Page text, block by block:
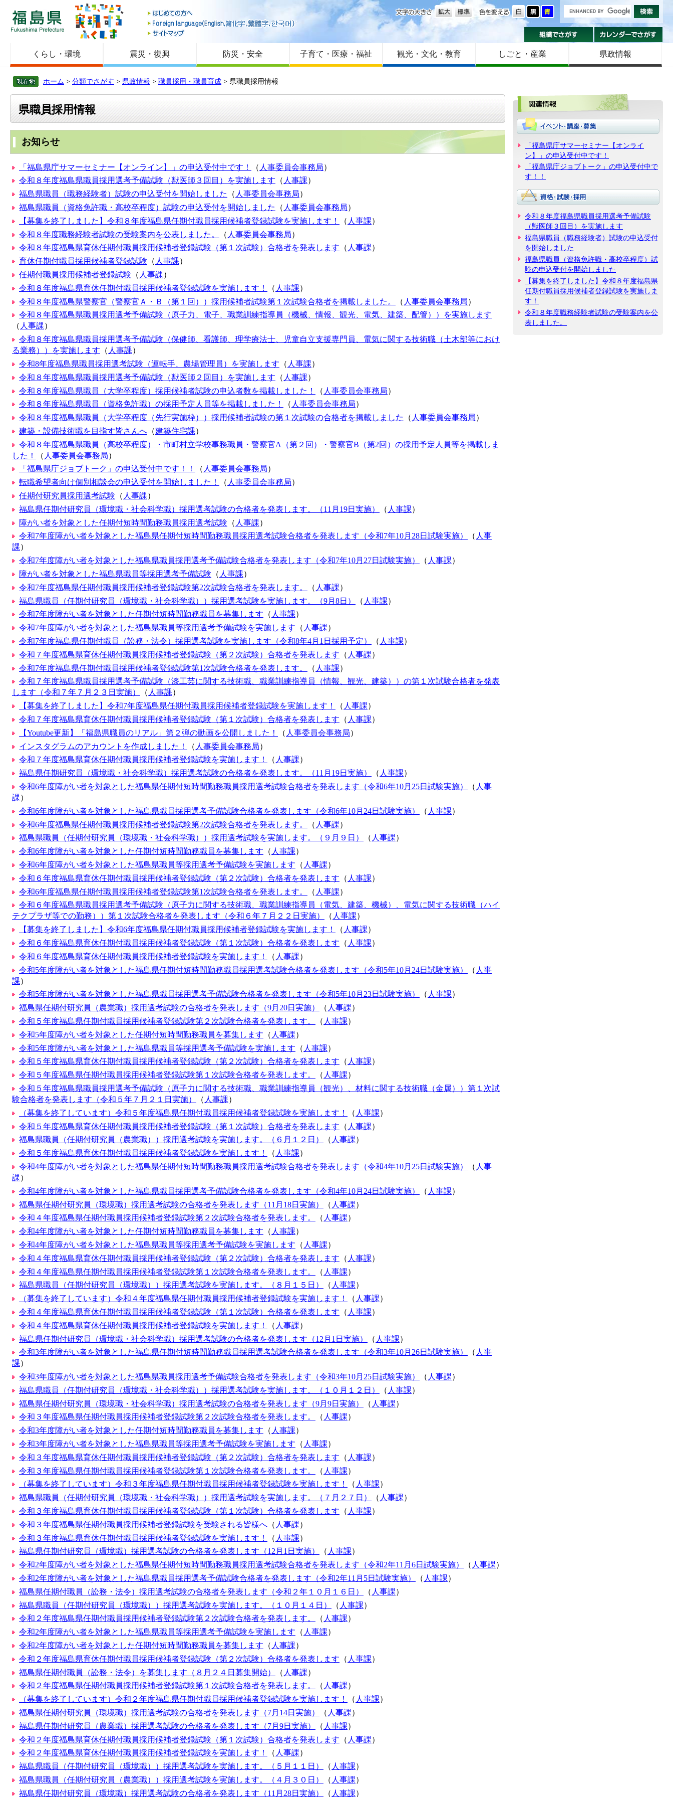
福島県
はじめての方へ
Foreign language
サイトマップ
色を変える
文字の大きさ
組織でさがす
くらし・環境 震災・復興 防災・安全 子育て・医療・福祉 観光・文化・教育 しごと・産業 県政情報
ホーム > 分類でさがす > 県政情報 > 職員採用・職員育成 > 県職員採用情報
県職員採用情報
お知らせ
「福島県庁サマーセミナー【オンライン】」の申込受付中です！ （ 人事委員会事務局）
令和８年度福島県職員採用選考予備試験（獣医師３回目）を実施します （ 人事課）
福島県職員（職務経験者）試験の申込受付を開始しました
（ 人事委員会事務局）
福島県職員（資格免許職・高校卒程度）試験の申込受付を開始しました
（ 人事委員会事務局）
【募集を終了しました】令和８年度福島県任期付職員採用候補者登録試験を実施します！
（ 人事課）
令和８年度職務経験者試験の受験案内を公表しました。
（ 人事委員会事務局）
令和８年度福島県育休任期付職員採用候補者登録試験（第１次試験）合格者を発表します （ 人事課）
育休任期付職員採用候補者登録試験 （ 人事課）
任期付職員採用候補者登録試験 （ 人事課）
令和８年度福島県育休任期付職員採用候補者登録試験を実施します！
（ 人事課）
令和８年度福島県警察官（警察官Ａ・Ｂ（第１回））採用候補者試験第１次試験合格者を掲載しました。
（ 人事委員会事務局）
令和８年度福島県職員採用選考予備試験（原子力、電子、職業訓練指導員（機械、情報、観光、電気、建築、配管））を実施します
（ 人事課）
令和８年度福島県職員採用選考予備試験（保健師、看護師、理学療法士、児童自立支援専門員、電気に関する技術職（土木部等におけ
る業務））を実施します （ 人事課）
令和8年度福島県職員採用選考試験（運転手、農場管理員）を実施します （ 人事課）
令和８年度福島県職員採用選考予備試験（獣医師２回目）を実施します （ 人事課）
令和８年度福島県職員（大学卒程度）採用候補者試験の申込者数を掲載しました！
（ 人事委員会事務局）
令和８年度福島県職員（資格免許職）の採用予定人員等を掲載しました！
（ 人事委員会事務局）
令和８年度福島県職員（大学卒程度（先行実施枠））採用候補者試験の第１次試験の合格者を掲載しました
（ 人事委員会事務局）
建築・設備技術職を目指す皆さんへ （建築住宅課）
令和８年度福島県職員（高校卒程度）・市町村立学校事務職員・警察官A（第２回）・警察官B（第2回）の採用予定人員等を掲載しま
した！
（ 人事委員会事務局）
「福島県庁ジョブトーク」の申込受付中です！！
（ 人事委員会事務局）
転職希望者向け個別相談会の申込受付を開始しました！
（ 人事委員会事務局）
任期付研究員採用選考試験 （ 人事課）
福島県任期付研究員（環境職・社会科学職）採用選考試験の合格者を発表します。（11月19日実施）
（ 人事課）
障がい者を対象とした任期付短時間勤務職員採用選考試験 （ 人事課）
令和7年度障がい者を対象とした福島県任期付短時間勤務職員採用選考試験合格者を発表します（令和7年10月28日試験実施）
（ 人事
課）
令和7年度障がい者を対象とした福島県職員採用選考予備試験合格者を発表します（令和7年10月27日試験実施）
（ 人事課）
障がい者を対象とした福島県職員等採用選考予備試験 （ 人事課）
令和7年度福島県任期付職員採用候補者登録試験第2次試験合格者を発表します。
（ 人事課）
福島県職員（任期付研究員（環境職・社会科学職））採用選考試験を実施します。（9月8日）
（ 人事課）
令和7年度障がい者を対象とした任期付短時間勤務職員を募集します （ 人事課）
令和7年度障がい者を対象とした福島県職員等採用選考予備試験を実施します （ 人事課）
令和7年度福島県任期付職員（訟務・法令）採用選考試験を実施します（令和8年4月1日採用予定）
（ 人事課）
令和７年度福島県育休任期付職員採用候補者登録試験（第２次試験）合格者を発表します （ 人事課）
令和7年度福島県任期付職員採用候補者登録試験第1次試験合格者を発表します。
（ 人事課）
令和７年度福島県職員採用選考予備試験（漆工芸に関する技術職、職業訓練指導員（情報、観光、建築））の第１次試験合格者を発表
します（令和７年７月２３日実施）
（ 人事課）
【募集を終了しました】令和7年度福島県任期付職員採用候補者登録試験を実施します！
（ 人事課）
令和７年度福島県育休任期付職員採用候補者登録試験（第１次試験）合格者を発表します （ 人事課）
【Youtube更新】「福島県職員のリアル」第２弾の動画を公開しました！
（ 人事委員会事務局）
インスタグラムのアカウントを作成しました！
（ 人事委員会事務局）
令和７年度福島県育休任期付職員採用候補者登録試験を実施します！
（ 人事課）
福島県任期研究員（環境職・社会科学職）採用選考試験の合格者を発表します。（11月19日実施）
（ 人事課）
令和6年度障がい者を対象とした福島県任期付短時間勤務職員採用選考試験合格者を発表します（令和6年10月25日試験実施）
（ 人事
課）
令和6年度障がい者を対象とした福島県職員採用選考予備試験合格者を発表します（令和6年10月24日試験実施）
（ 人事課）
令和6年度福島県任期付職員採用候補者登録試験第2次試験合格者を発表します。
（ 人事課）
福島県職員（任期付研究員（環境職・社会科学職））採用選考試験を実施します。（９月９日）
（ 人事課）
令和6年度障がい者を対象とした任期付短時間勤務職員を募集します （ 人事課）
令和6年度障がい者を対象とした福島県職員等採用選考予備試験を実施します （ 人事課）
令和６年度福島県育休任期付職員採用候補者登録試験（第２次試験）合格者を発表します （ 人事課）
令和6年度福島県任期付職員採用候補者登録試験第1次試験合格者を発表します。
（ 人事課）
令和６年度福島県職員採用選考予備試験（原子力に関する技術職、職業訓練指導員（電気、建築、機械）、電気に関する技術職（ハイ
テクプラザ等での勤務））第１次試験合格者を発表します（令和６年７月２２日実施）
（ 人事課）
【募集を終了しました】令和6年度福島県任期付職員採用候補者登録試験を実施します！
（ 人事課）
令和６年度福島県育休任期付職員採用候補者登録試験（第１次試験）合格者を発表します （ 人事課）
令和６年度福島県育休任期付職員採用候補者登録試験を実施します！
（ 人事課）
令和5年度障がい者を対象とした福島県任期付短時間勤務職員採用選考試験合格者を発表します（令和5年10月24日試験実施）
（ 人事
課）
令和5年度障がい者を対象とした福島県職員採用選考予備試験合格者を発表します（令和5年10月23日試験実施）
（ 人事課）
福島県任期付研究員（農業職）採用選考試験の合格者を発表します（9月20日実施）
（ 人事課）
令和５年度福島県任期付職員採用候補者登録試験第２次試験合格者を発表します。
（ 人事課）
令和5年度障がい者を対象とした任期付短時間勤務職員を募集します （ 人事課）
令和5年度障がい者を対象とした福島県職員等採用選考予備試験を実施します （ 人事課）
令和５年度福島県育休任期付職員採用候補者登録試験（第２次試験）合格者を発表します （ 人事課）
令和５年度福島県任期付職員採用候補者登録試験第１次試験合格者を発表します。
（ 人事課）
令和５年度福島県職員採用選考予備試験（原子力に関する技術職、職業訓練指導員（観光）、材料に関する技術職（金属））第１次試
験合格者を発表します（令和５年７月２１日実施）
（ 人事課）
（募集を終了しています）令和５年度福島県任期付職員採用候補者登録試験を実施します！
（ 人事課）
令和５年度福島県育休任期付職員採用候補者登録試験（第１次試験）合格者を発表します （ 人事課）
福島県職員（任期付研究員（農業職））採用選考試験を実施します。（６月１２日）
（ 人事課）
令和５年度福島県育休任期付職員採用候補者登録試験を実施します！
（ 人事課）
令和4年度障がい者を対象とした福島県任期付短時間勤務職員採用選考試験合格者を発表します（令和4年10月25日試験実施）
（ 人事
課）
令和4年度障がい者を対象とした福島県職員採用選考予備試験合格者を発表します（令和4年10月24日試験実施）
（ 人事課）
福島県任期付研究員（環境職）採用選考試験の合格者を発表します（11月18日実施）
（ 人事課）
令和４年度福島県任期付職員採用候補者登録試験第２次試験合格者を発表します。
（ 人事課）
令和4年度障がい者を対象とした任期付短時間勤務職員を募集します （ 人事課）
令和4年度障がい者を対象とした福島県職員等採用選考予備試験を実施します （ 人事課）
令和４年度福島県育休任期付職員採用候補者登録試験（第２次試験）合格者を発表します （ 人事課）
令和４年度福島県任期付職員採用候補者登録試験第１次試験合格者を発表します。
（ 人事課）
福島県職員（任期付研究員（環境職））採用選考試験を実施します。（８月１５日）
（ 人事課）
（募集を終了しています）令和４年度福島県任期付職員採用候補者登録試験を実施します！
（ 人事課）
令和４年度福島県育休任期付職員採用候補者登録試験（第１次試験）合格者を発表します （ 人事課）
令和４年度福島県育休任期付職員採用候補者登録試験を実施します！
（ 人事課）
福島県任期付研究員（環境職・社会科学職）採用選考試験の合格者を発表します（12月1日実施）
（ 人事課）
令和3年度障がい者を対象とした福島県任期付短時間勤務職員採用選考試験合格者を発表します（令和3年10月26日試験実施）
（ 人事
課）
令和3年度障がい者を対象とした福島県職員採用選考予備試験合格者を発表します（令和3年10月25日試験実施）
（ 人事課）
福島県職員（任期付研究員（環境職・社会科学職））採用選考試験を実施します。（１０月１２日）
（ 人事課）
福島県任期付研究員（環境職・社会科学職）採用選考試験の合格者を発表します（9月9日実施）
（ 人事課）
令和３年度福島県任期付職員採用候補者登録試験第２次試験合格者を発表します。
（ 人事課）
令和3年度障がい者を対象とした任期付短時間勤務職員を募集します （ 人事課）
令和3年度障がい者を対象とした福島県職員等採用選考予備試験を実施します （ 人事課）
令和３年度福島県育休任期付職員採用候補者登録試験（第２次試験）合格者を発表します （ 人事課）
令和３年度福島県任期付職員採用候補者登録試験第１次試験合格者を発表します。
（ 人事課）
（募集を終了しています）令和３年度福島県任期付職員採用候補者登録試験を実施します！
（ 人事課）
福島県職員（任期付研究員（環境職・社会科学職））採用選考試験を実施します。（７月２７日）
（ 人事課）
令和３年度福島県育休任期付職員採用候補者登録試験（第１次試験）合格者を発表します （ 人事課）
令和３年度福島県任期付職員採用候補者登録試験を受験される皆様へ （ 人事課）
令和３年度福島県育休任期付職員採用候補者登録試験を実施します！
（ 人事課）
福島県任期付研究員（環境職）採用選考試験の合格者を発表します（12月1日実施）
（ 人事課）
令和2年度障がい者を対象とした福島県任期付短時間勤務職員採用選考試験合格者を発表します（令和2年11月6日試験実施）
（ 人事課）
令和2年度障がい者を対象とした福島県職員採用選考予備試験合格者を発表します（令和2年11月5日試験実施）
（ 人事課）
福島県任期付職員（訟務・法令）採用選考試験の合格者を発表します（令和２年１０月１６日）
（ 人事課）
福島県職員（任期付研究員（環境職））採用選考試験を実施します。（１０月１４日）
（ 人事課）
令和２年度福島県任期付職員採用候補者登録試験第２次試験合格者を発表します。
（ 人事課）
令和2年度障がい者を対象とした福島県職員等採用選考予備試験を実施します （ 人事課）
令和2年度障がい者を対象とした任期付短時間勤務職員を募集します （ 人事課）
令和２年度福島県育休任期付職員採用候補者登録試験（第２次試験）合格者を発表します （ 人事課）
福島県任期付職員（訟務・法令）を募集します（８月２４日募集開始）
（ 人事課）
令和２年度福島県任期付職員採用候補者登録試験第１次試験合格者を発表します。
（ 人事課）
（募集を終了しています）令和２年度福島県任期付職員採用候補者登録試験を実施します！
（ 人事課）
福島県任期付研究員（環境職）採用選考試験の合格者を発表します（7月14日実施）
（ 人事課）
福島県任期付研究員（農業職）採用選考試験の合格者を発表します（7月9日実施）
（ 人事課）
令和２年度福島県育休任期付職員採用候補者登録試験（第１次試験）合格者を発表します （ 人事課）
令和２年度福島県育休任期付職員採用候補者登録試験を実施します！
（ 人事課）
福島県職員（任期付研究員（環境職））採用選考試験を実施します。（５月１１日）
（ 人事課）
福島県職員（任期付研究員（農業職））採用選考試験を実施します。（４月３０日）
（ 人事課）
福島県任期付研究員（環境職）採用選考試験の合格者を発表します（11月28日実施）
（ 人事課）
「福島県庁サマーセミナー【オンライ
ン】」の申込受付中です！
「福島県庁ジョブトーク」の申込受付中で
す！！
令和８年度福島県職員採用選考予備試験
（獣医師３回目）を実施します
福島県職員（職務経験者）試験の申込受付
を開始しました
福島県職員（資格免許職・高校卒程度）試
験の申込受付を開始しました
【募集を終了しました】令和８年度福島県
任期付職員採用候補者登録試験を実施しま
す！
令和８年度職務経験者試験の受験案内を公
表しました。